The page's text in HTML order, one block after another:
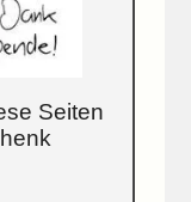
Seiten